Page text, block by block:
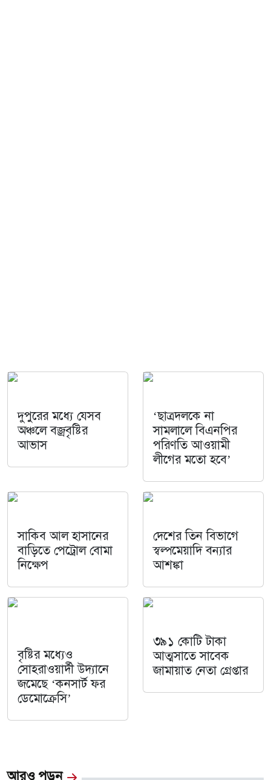
দুপুরের মধ্যে যেসব
অঞ্চলে বজ্রবৃষ্টির
আভাস
‘ছাত্রদলকে না
সামলালে বিএনপির
পরিণতি আওয়ামী
লীগের মতো হবে’
সাকিব আল হাসানের
বাড়িতে পেট্রোল বোমা
নিক্ষেপ
দেশের তিন বিভাগে
স্বল্পমেয়াদি বন্যার
আশঙ্কা
বৃষ্টির মধ্যেও
সোহরাওয়ার্দী উদ্যানে
জমেছে ‘কনসার্ট ফর
ডেমোক্রেসি’
৩৯১ কোটি টাকা
আত্মসাতে সাবেক
জামায়াত নেতা গ্রেপ্তার
আরও পড়ুন